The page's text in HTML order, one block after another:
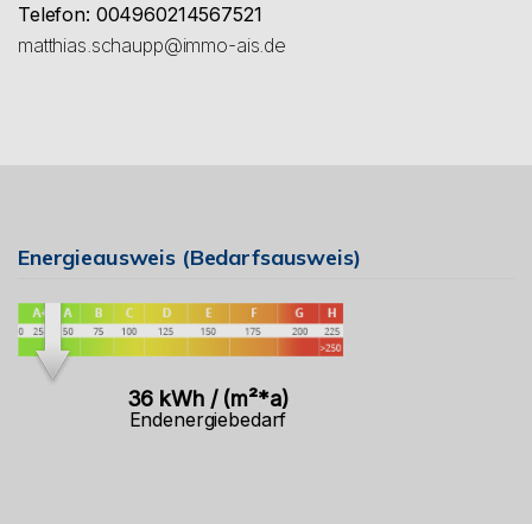
Telefon: 004960214567521
matthias.schaupp@immo-ais.de
Energieausweis (Bedarfsausweis)
36 kWh / (m²*a)
Endenergiebedarf